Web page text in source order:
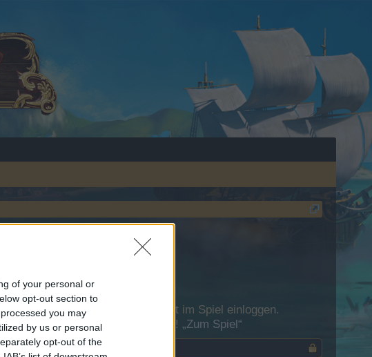
of your personal or
opt-out section to
you may
by us or personal
opt-out of the
musst Du Dich bitte zunächst im Spiel einloggen.
Besuch in unserem Forum! „Zum Spiel“